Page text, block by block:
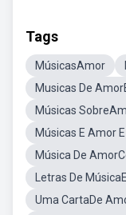
Tags
MúsicasAmor
Musicas De
Músicas
Músicas E Amor
Música De
Letras De
Uma CartaDe